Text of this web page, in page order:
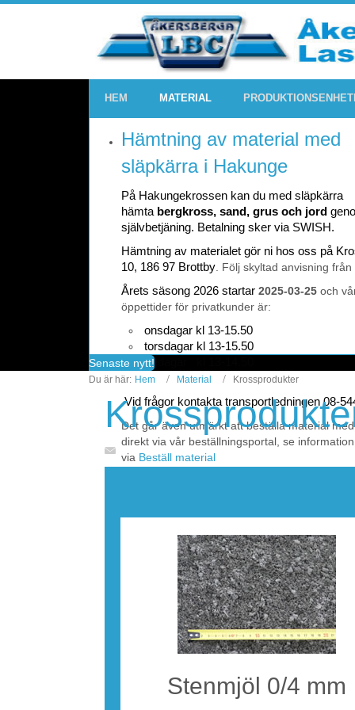
HEM MATERIAL
Hämtning av material med
släpkärra i Hakunge
På Hakungekrossen kan du med släpkärra
hämta bergkross, sand, grus och jord
självbetjäning. Betalning sker via SWISH.
Hämtning av materialet gör ni hos oss på
10, 186 97 Brottby . Följ skyltad anvisning från
Årets säsong 2026 startar 2025-03-25 och
öppettider för privatkunder är:
onsdagar kl 13-15.50
torsdagar kl 13-15.50
fredagar kl 13-14.50
Vid frågor kontakta transportledningen 08-
Det går även utmärkt att beställa material
direkt via vår beställningsportal, se information
via Beställ material
Senaste nytt!
Du är här: Hem Material Krossprodukter
Stenmjöl 0/4 mm